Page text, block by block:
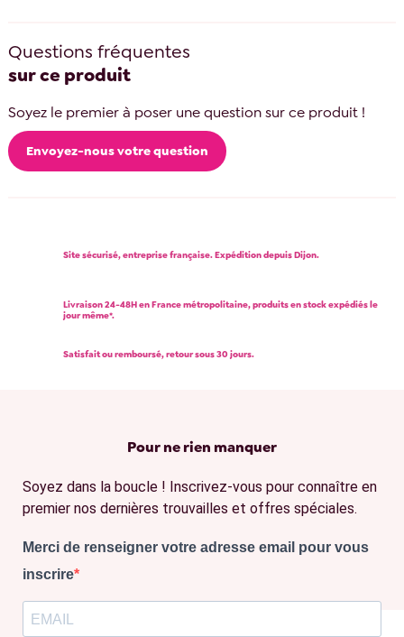
Questions fréquentes
sur ce produit
Soyez le premier à poser une question sur ce produit !
Envoyez-nous votre question
Site sécurisé, entreprise française. Expédition depuis Dijon.
Livraison 24-48H en France métropolitaine, produits en stock expédiés le
jour même*.
Satisfait ou remboursé, retour sous 30 jours.
Pour ne rien manquer
Soyez dans la boucle ! Inscrivez-vous pour connaître en
premier nos dernières trouvailles et offres spéciales.
Merci de renseigner votre adresse email pour vous
inscrire